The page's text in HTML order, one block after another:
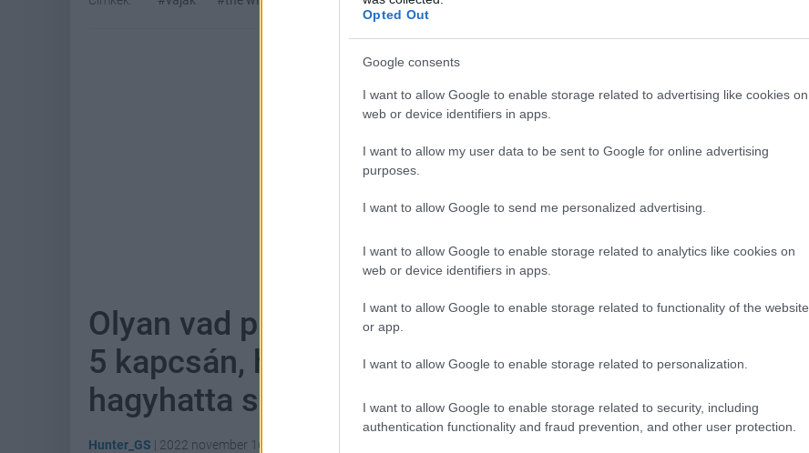
Opted Out
Google consents
I want to allow Google to enable storage related to advertising like cookies on
web or device identifiers in apps.
I want to allow my user data to be sent to Google for online advertising
purposes.
I want to allow Google to send me personalized advertising.
I want to allow Google to enable storage related to analytics like cookies on
web or device identifiers in apps.
I want to allow Google to enable storage related to functionality of the website
or app.
I want to allow Google to enable storage related to personalization.
I want to allow Google to enable storage related to security, including
authentication functionality and fraud prevention, and other user protection.
Olyan vad pletykák terjednek az Indiana Jones
5 kapcsán, hogy azt már a rendező sem
hagyhatta szó nélkül
Hunter_GS | 2022 november 16. 06:55